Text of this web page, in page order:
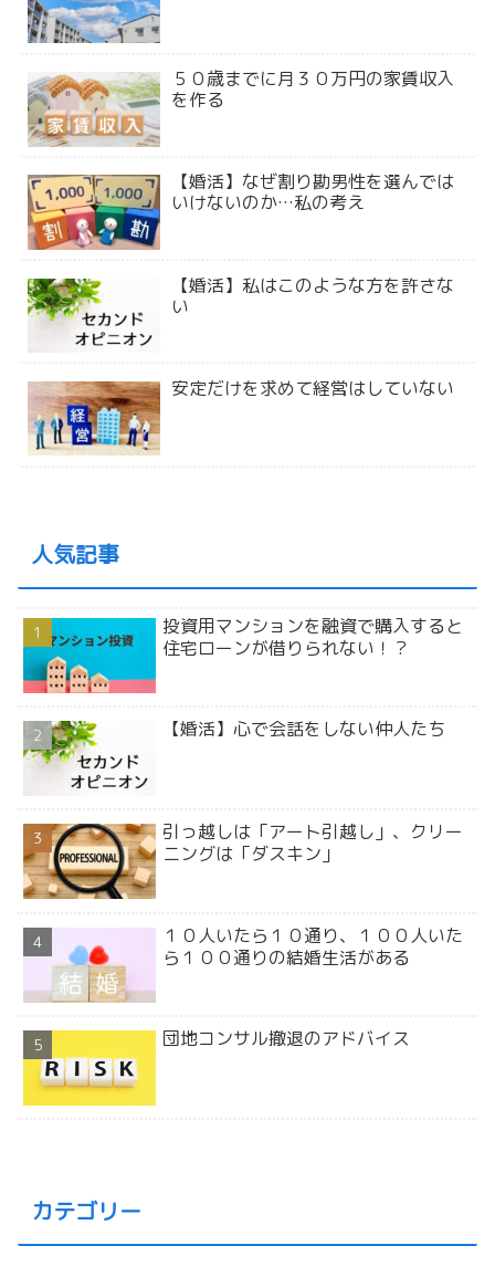
５０歳までに月３０万円の家賃収入
を作る
【婚活】なぜ割り勘男性を選んでは
いけないのか…私の考え
【婚活】私はこのような方を許さな
い
安定だけを求めて経営はしていない
人気記事
投資用マンションを融資で購入すると
住宅ローンが借りられない！？
【婚活】心で会話をしない仲人たち
引っ越しは「アート引越し」、クリー
ニングは「ダスキン」
１０人いたら１０通り、１００人いた
ら１００通りの結婚生活がある
団地コンサル撤退のアドバイス
カテゴリー